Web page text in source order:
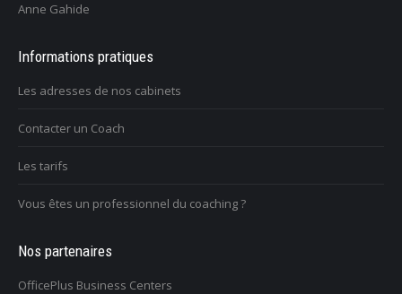
Anne Gahide
Informations pratiques
Les adresses de nos cabinets
Contacter un Coach
Les tarifs
Vous êtes un professionnel du coaching ?
Nos partenaires
OfficePlus Business Centers